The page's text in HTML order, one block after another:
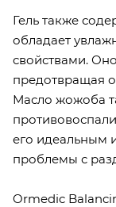
Гель также
обладает
свойствами.
предотвращая
Масло жожоба
его идеальным
проблемы с
Ormedic